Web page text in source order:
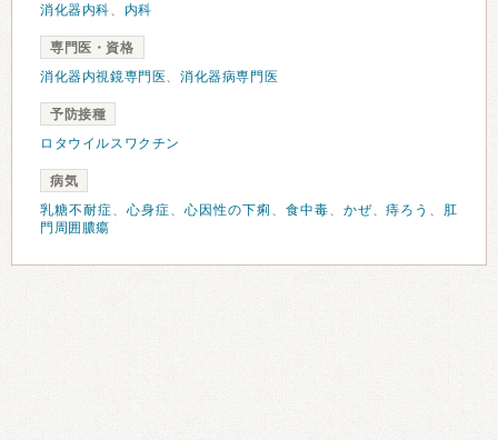
消化器内科、 内科
専門医・資格
消化器内視鏡専門医、消化器病専門医
予防接種
ロタウイルスワクチン
病気
乳糖不耐症、 心身症、 心因性の下痢 、 食中毒、 かぜ、痔ろう 、 肛
門周囲膿瘍